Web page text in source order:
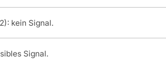
kein Signal.
Signal.